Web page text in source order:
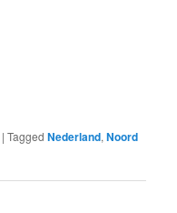
|Tagged Nederland,Noord